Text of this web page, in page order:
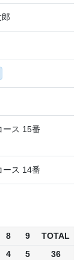
ース 15番
ース 14番
8 9
TOTAL
4 5 36